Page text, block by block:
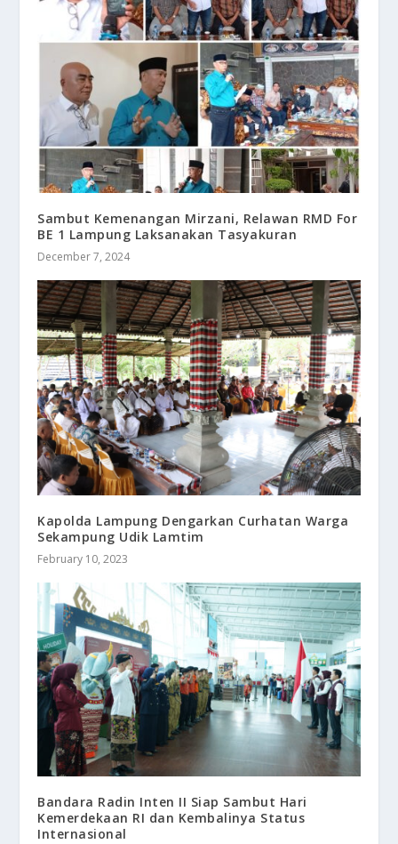
Sambut Kemenangan Mirzani, Relawan RMD For
BE 1 Lampung Laksanakan Tasyakuran
December 7, 2024
Kapolda Lampung Dengarkan Curhatan Warga
Sekampung Udik Lamtim
February 10, 2023
Bandara Radin Inten II Siap Sambut Hari
Kemerdekaan RI dan Kembalinya Status
Internasional